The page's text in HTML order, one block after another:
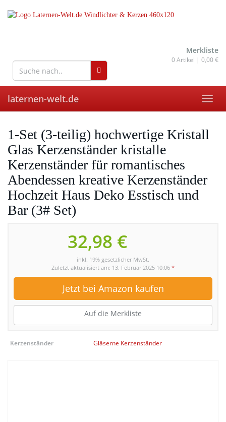
Merkliste
0Artikel | 0,00 €
laternen-welt.de
1-Set (3-teilig) hochwertige Kristall
Glas Kerzenständer kristalle
Kerzenständer für romantisches
Abendessen kreative Kerzenständer
Hochzeit Haus Deko Esstisch und
Bar (3# Set)
32,98 €
inkl. 19% gesetzlicher MwSt.
Zuletzt aktualisiert am: 13. Februar 2025 10:06 *
Jetzt bei Amazon kaufen
Auf die Merkliste
Kerzenständer Gläserne Kerzenständer